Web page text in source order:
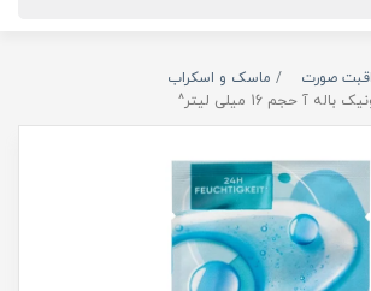
صورت
ماسک و اسکراب
آ حجم 16 میلی لیتر^